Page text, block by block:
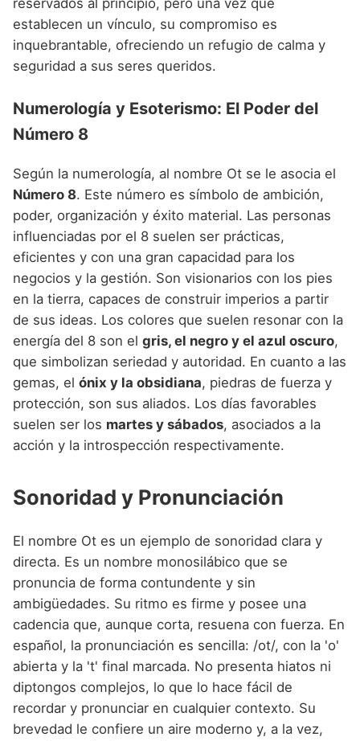
establecen un vínculo, su compromiso es
inquebrantable, ofreciendo un refugio de calma y
seguridad a sus seres queridos.
Numerología y Esoterismo: El Poder del
Número 8
Según la numerología, al nombre Ot se le asocia el
Número 8. Este número es símbolo de ambición,
poder, organización y éxito material. Las personas
influenciadas por el 8 suelen ser prácticas,
eficientes y con una gran capacidad para los
negocios y la gestión. Son visionarios con los pies
en la tierra, capaces de construir imperios a partir
de sus ideas. Los colores que suelen resonar con la
energía del 8 son el gris, el negro y el azul oscuro,
que simbolizan seriedad y autoridad. En cuanto a las
gemas, el ónix y la obsidiana, piedras de fuerza y
protección, son sus aliados. Los días favorables
suelen ser los martes y sábados, asociados a la
acción y la introspección respectivamente.
Sonoridad y Pronunciación
El nombre Ot es un ejemplo de sonoridad clara y
directa. Es un nombre monosilábico que se
pronuncia de forma contundente y sin
ambigüedades. Su ritmo es firme y posee una
cadencia que, aunque corta, resuena con fuerza. En
español, la pronunciación es sencilla: /ot/, con la 'o'
abierta y la 't' final marcada. No presenta hiatos ni
diptongos complejos, lo que lo hace fácil de
recordar y pronunciar en cualquier contexto. Su
brevedad le confiere un aire moderno y, a la vez,